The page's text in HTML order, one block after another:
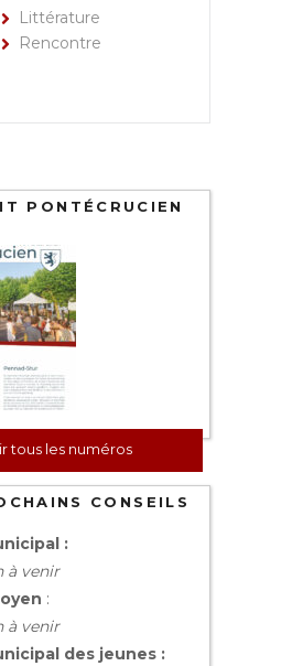
Littérature
Rencontre
PONTÉCRUCIEN
tous les numéros
CONSEILS
:
à venir
:
à venir
des jeunes :